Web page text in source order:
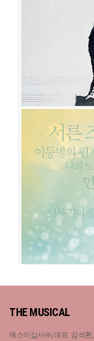
그날들
공연일시
2023-07-12 ~
예술의전당
이
손우민 곽나윤
공연일시
2020-11-13 ~
공연장
충무아트센
THE MUSICAL
예스이십사㈜, 대표: 김석환,